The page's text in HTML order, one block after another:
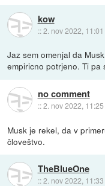
kow
::2. nov 2022, 11:01
Jaz sem omenjal da
empiricno potrjeno. Ti pa
no comment
::2. nov 2022, 11:25
Musk je rekel, da v
človeštvo.
TheBlueOne
::2. nov 2022, 11:33